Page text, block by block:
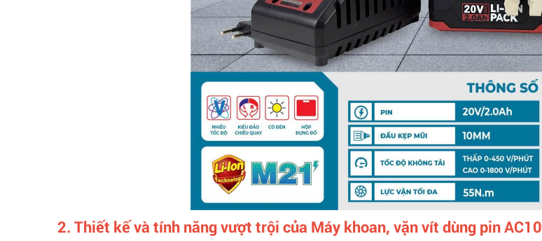
2. Thiết kế và tính năng vượt trội của Máy khoan, vặn vít dùng pin AC10